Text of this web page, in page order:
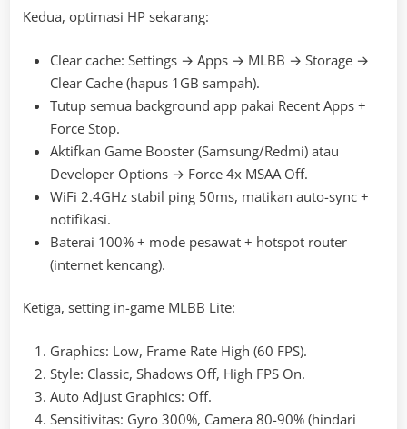
Kedua, optimasi HP sekarang:
Clear cache: Settings → Apps → MLBB → Storage →
Clear Cache (hapus 1GB sampah).
Tutup semua background app pakai Recent Apps +
Force Stop.
Aktifkan Game Booster (Samsung/Redmi) atau
Developer Options → Force 4x MSAA Off.
WiFi 2.4GHz stabil ping 50ms, matikan auto-sync +
notifikasi.
Baterai 100% + mode pesawat + hotspot router
(internet kencang).
Ketiga, setting in-game MLBB Lite:
Graphics: Low, Frame Rate High (60 FPS).
Style: Classic, Shadows Off, High FPS On.
Auto Adjust Graphics: Off.
Sensitivitas: Gyro 300%, Camera 80-90% (hindari